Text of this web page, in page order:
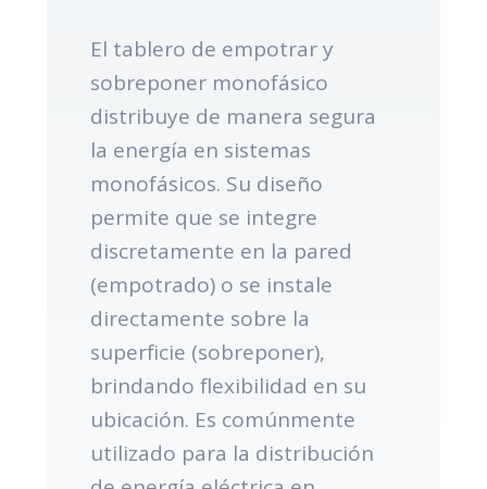
El tablero de empotrar y
sobreponer monofásico
distribuye de manera segura
la energía en sistemas
monofásicos. Su diseño
permite que se integre
discretamente en la pared
(empotrado) o se instale
directamente sobre la
superficie (sobreponer),
brindando flexibilidad en su
ubicación. Es comúnmente
utilizado para la distribución